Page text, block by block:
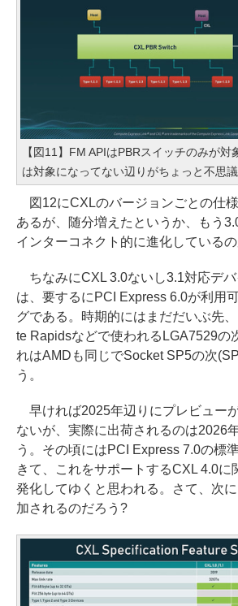
【図11】FM APIはPBRスイッチのみが対
は対象になってない辺りがちょっと不思
図12にCXLのバージョンごとの仕
あるが、随分増えたというか、もう
インターコネクト的に進化しているの
ちなみにCXL 3.0ないし3.1対応デ
は、要するにPCI Express 6.0が利用
グである。時期的にはまだだいぶ先
te Rapidsなどで使われるLGA7529の
れはAMDも同じでSocket SP5の次
う。
早ければ2025年辺りにプレビュー
ないが、実際に出荷されるのは2026
う。その頃にはPCI Express 7.0の標
きて、これをサポートするCXL 4.0に
発化してゆくと思われる。さて、次
加されるのだろう?